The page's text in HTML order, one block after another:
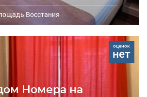
Восстания
оценок
нет
Номера на